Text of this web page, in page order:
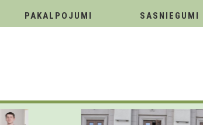
PAKALPOJUMI SASNIEGUMI